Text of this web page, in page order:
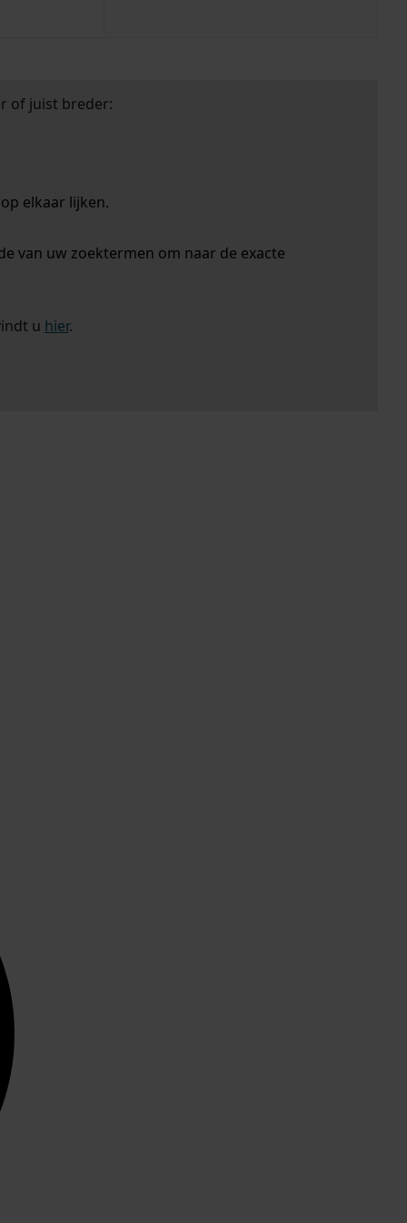
of juist breder:
elkaar lijken.
van uw zoektermen om naar de exacte
u hier.